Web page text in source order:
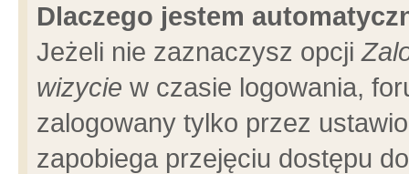
Dlaczego jestem
Jeżeli nie zaznaczysz opcji
wizycie w czasie logowania,
zalogowany tylko przez
zapobiega przejęciu dostępu